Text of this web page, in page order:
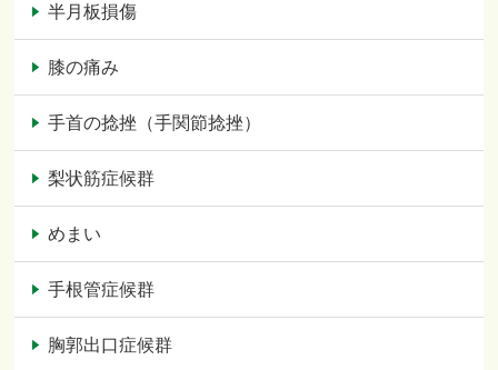
半月板損傷
膝の痛み
手首の捻挫（手関節捻挫）
梨状筋症候群
めまい
手根管症候群
胸郭出口症候群